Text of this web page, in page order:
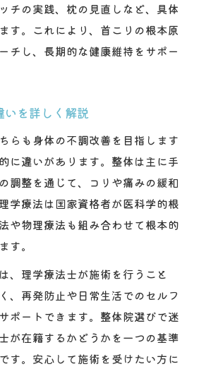
チの実践、枕の見直しなど、具体
す。これにより、首こりの根本原
チし、長期的な健康維持をサポー
いを詳しく解説
らも身体の不調改善を目指します
に違いがあります。整体は主に手
調整を通じて、コリや痛みの緩和
学療法は国家資格者が医科学的根
や物理療法も組み合わせて根本的
す。
、理学療法士が施術を行うこと
、再発防止や日常生活でのセルフ
ポートできます。整体院選びで迷
が在籍するかどうかを一つの基準
す。安心して施術を受けたい方に